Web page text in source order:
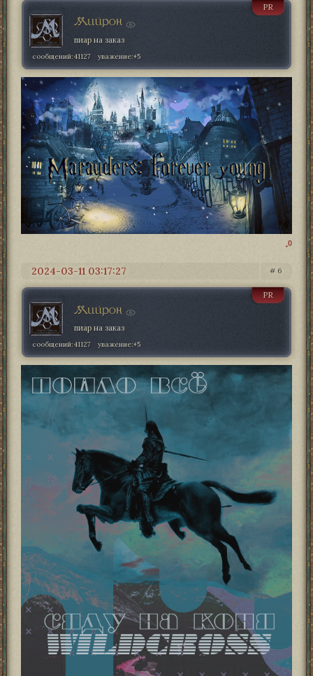
Мийрон
PR
пиар на заказ
сообщений:41127 уважение:+5
0
6
2024-03-11 03:17:27
Мийрон
PR
пиар на заказ
сообщений:41127 уважение:+5